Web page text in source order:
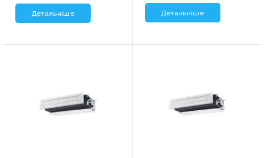
Детальніше Детальніше